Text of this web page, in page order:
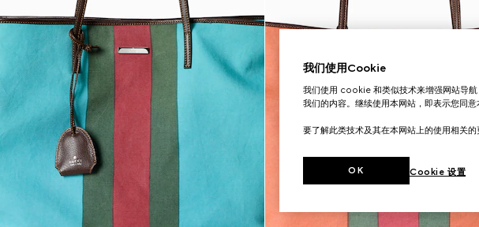
我们使用Cookie
我们使用 cookie 和类似技术来增强网站导
我们的内容。继续使用本网站，即表示您同意
要了解此类技术及其在本网站上的使用相关
Cookie 设置
OK